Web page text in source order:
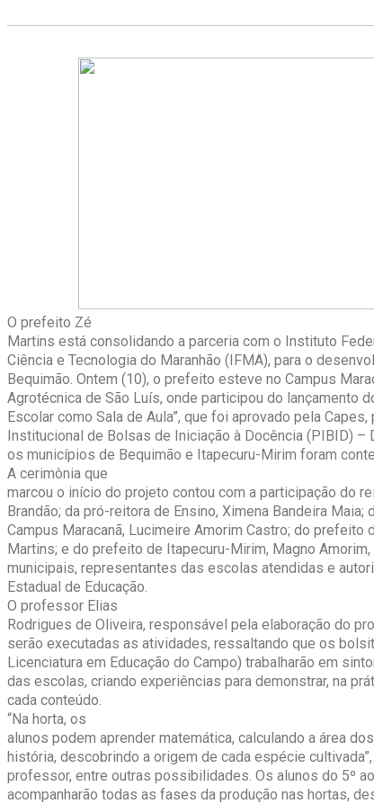
O prefeito Zé
Martins está consolidando a parceria com o Instituto
Ciência e Tecnologia do Maranhão (IFMA), para o
Bequimão. Ontem (10), o prefeito esteve no Campus
Agrotécnica de São Luís, onde participou do lançamento
Escolar como Sala de Aula”, que foi aprovado pela
Institucional de Bolsas de Iniciação à Docência (PIBID) –
os municípios de Bequimão e Itapecuru-Mirim foram
A cerimônia que
marcou o início do projeto contou com a participação do
Brandão; da pró-reitora de Ensino, Ximena Bandeira Maia;
Campus Maracanã, Lucimeire Amorim Castro; do prefeito
Martins; e do prefeito de Itapecuru-Mirim, Magno
municipais, representantes das escolas atendidas e
Estadual de Educação.
O professor Elias
Rodrigues de Oliveira, responsável pela elaboração do
serão executadas as atividades, ressaltando que os
Licenciatura em Educação do Campo) trabalharão em
das escolas, criando experiências para demonstrar, na
cada conteúdo.
“Na horta, os
alunos podem aprender matemática, calculando a área
história, descobrindo a origem de cada espécie
professor, entre outras possibilidades. Os alunos do 5º
acompanharão todas as fases da produção nas hortas,